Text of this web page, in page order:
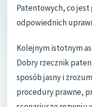
Patentowych, co jest
odpowiednich
Kolejnym istotnym
Dobry rzecznik
sposób jasny i
procedury prawne,